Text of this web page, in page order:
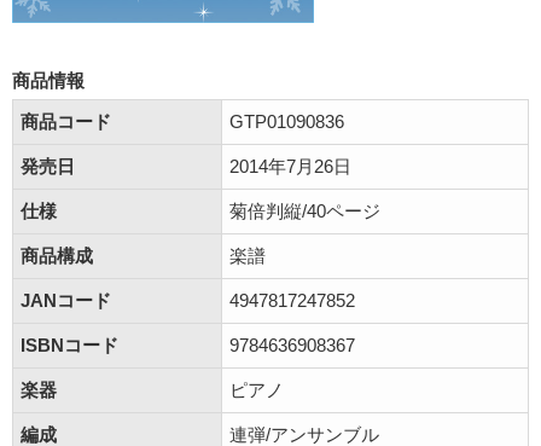
商品情報
商品コード
GTP01090836
発売日 2014年7月26日
仕様 菊倍判縦/40ページ
商品構成 楽譜
JANコード 4947817247852
ISBNコード 9784636908367
楽器 ピアノ
編成 連弾/アンサンブル